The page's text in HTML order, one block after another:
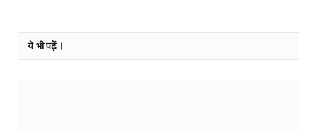
ये भी पढ़ें।